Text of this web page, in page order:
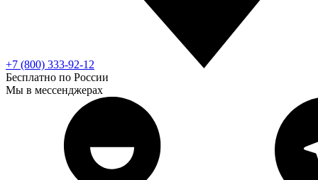
+7 (800) 333-92-12
Бесплатно по России
Мы в мессенджерах